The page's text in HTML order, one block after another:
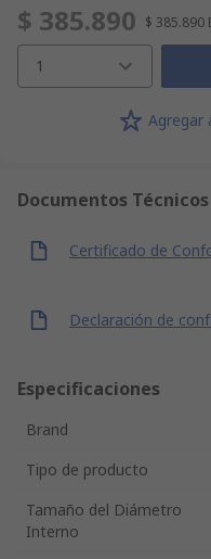
$ 385.890 $ 385.890
1
Agregar
Documentos Técnicos
Certificado de
Declaración de
Especificaciones
Brand
Tipo de producto
Tamaño del Diámetro
Interno